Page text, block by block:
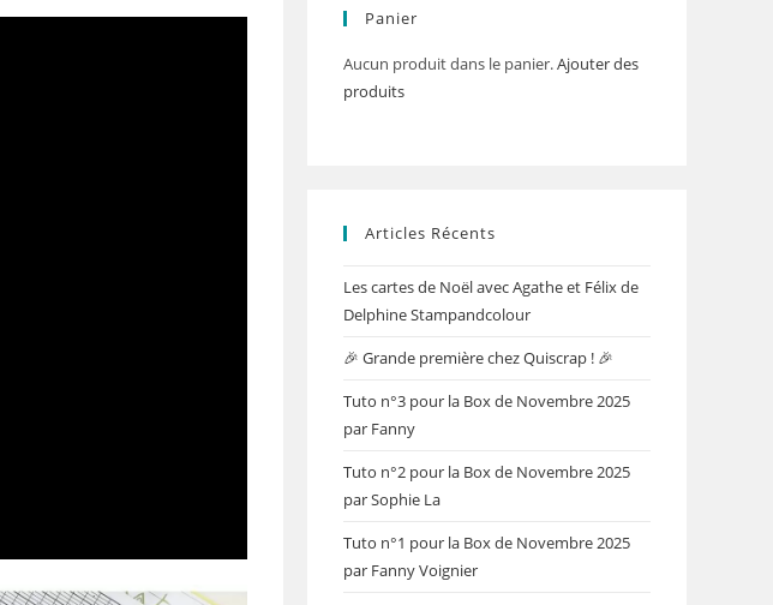
Panier
Aucun produit dans le panier.Ajouter des
produits
Articles Récents
Les cartes de Noël avec Agathe et Félix de
Delphine Stampandcolour
🎉 Grande première chez Quiscrap ! 🎉
Tuto n°3 pour la Box de Novembre 2025
par Fanny
Tuto n°2 pour la Box de Novembre 2025
par Sophie La
Tuto n°1 pour la Box de Novembre 2025
par Fanny Voignier